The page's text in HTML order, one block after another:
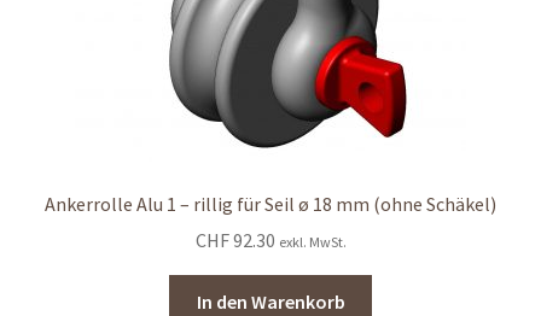
Ankerrolle Alu 1 – rillig für Seil ø 18 mm (ohne Schäkel)
CHF92.30 exkl. MwSt.
In den Warenkorb